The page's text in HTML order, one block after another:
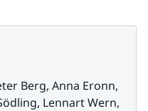
Berg, Anna Eronn,
Lennart Wern,